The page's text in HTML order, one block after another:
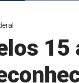
15